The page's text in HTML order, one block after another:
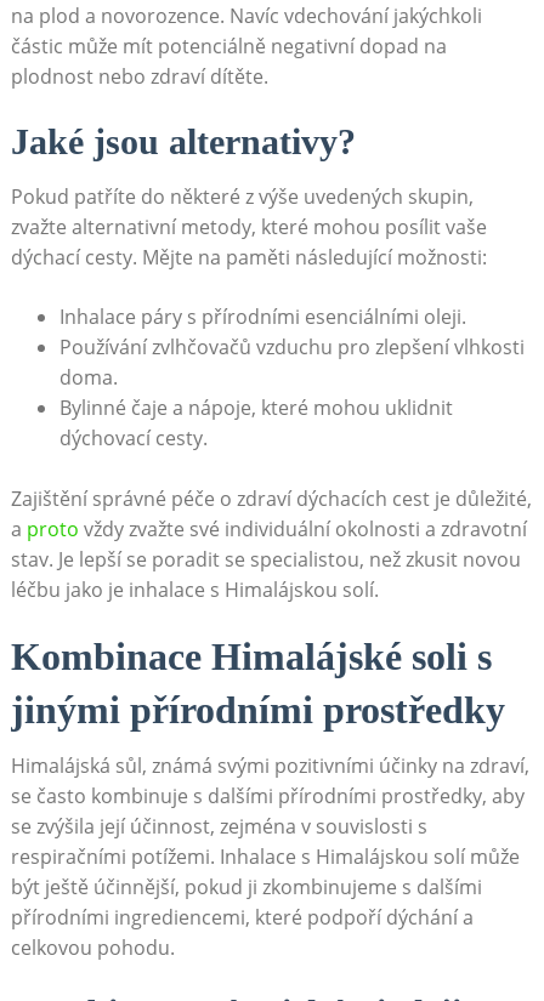
na plod a novorozence. Navíc vdechování ‍jakýchkoli
částic může mít potenciálně negativní dopad na
plodnost nebo zdraví dítěte.
Jaké jsou alternativy?
Pokud patříte⁢ do některé z výše uvedených skupin,
zvažte alternativní metody, které mohou posílit vaše
dýchací cesty. Mějte na paměti následující možnosti:
Inhalace páry s přírodními ​esenciálními oleji.
Používání zvlhčovačů vzduchu pro zlepšení‍ vlhkosti
doma.
Bylinné čaje a nápoje, které mohou uklidnit
dýchovací cesty.
Zajištění správné péče o zdraví dýchacích cest je důležité,
a proto vždy zvažte své individuální⁣ okolnosti ‌a zdravotní
stav. Je lepší se poradit se specialistou, než zkusit novou
léčbu jako je inhalace s Himalájskou ⁤solí.
Kombinace Himalájské ​soli s
jinými přírodními prostředky
Himalájská ‌sůl, známá svými pozitivními účinky na ​zdraví,
se často kombinuje s ⁤dalšími přírodními prostředky, aby⁢
se zvýšila její účinnost, ⁢zejména v souvislosti s
respiračními potížemi. Inhalace s Himalájskou solí může
‌být ještě ⁢účinnější,⁤ pokud ji zkombinujeme s dalšími
přírodními‌ ingrediencemi, které podpoří dýchání a
celkovou pohodu.